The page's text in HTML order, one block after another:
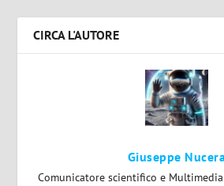
CIRCA L'AUTORE
Giuseppe
Comunicatore scientifico e